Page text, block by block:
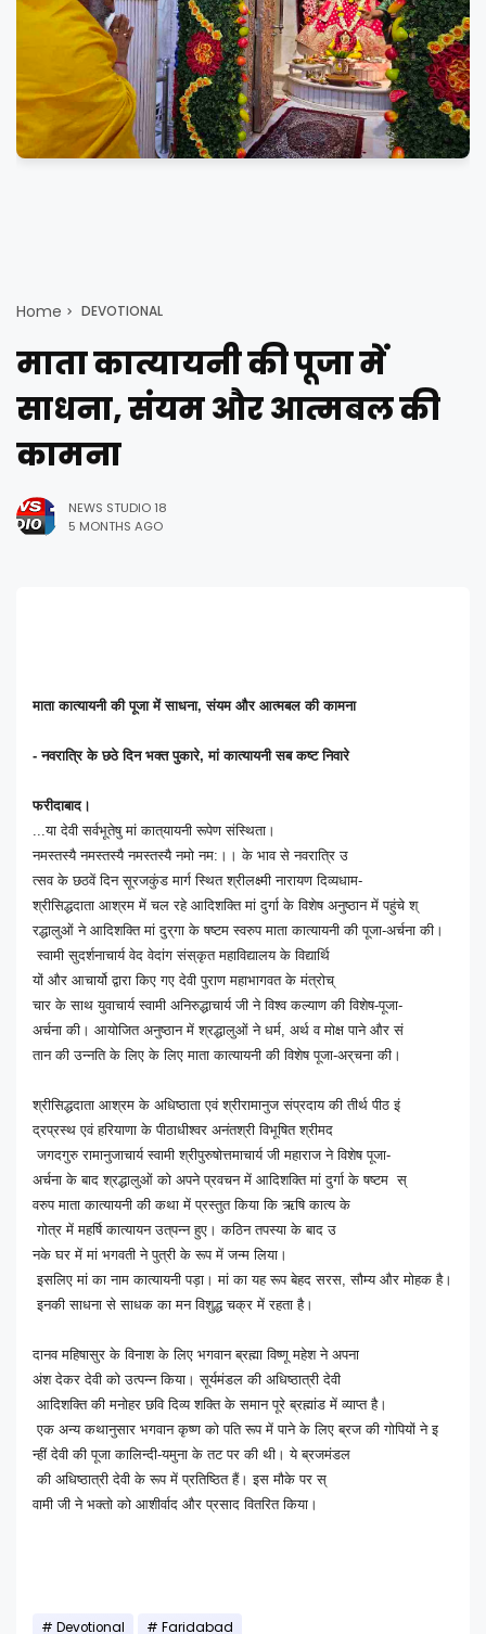
Home DEVOTIONAL
माता कात्यायनी की पूजा में
साधना, संयम और आत्मबल की
कामना
NEWS STUDIO 18
5 MONTHS AGO
माता कात्यायनी की पूजा में साधना,संयम और आत्मबल की कामना
-नवरात्रि के छठे दिन भक्त पुकारे,मां कात्यायनी सब कष्ट निवारे
फरीदाबाद।
...या देवी सर्वभूतेषु मां कात्यायनी रूपेण संस्थिता।
नमस्तस्यै नमस्तस्यै नमस्तस्यै नमो नम: ।। के भाव से नवरात्रि उ
त्सव के छठवें दिन सूरजकुंड मार्ग स्थित श्रीलक्ष्मी नारायण दिव्यधाम-
श्रीसिद्धदाता आश्रम में चल रहे आदिशक्ति मां दुर्गा के विशेष अनुष्ठान में पहुंचे श्
रद्धालुओं ने आदिशक्ति मां दुर्गा के षष्टम स्वरुप माता कात्यायनी की पूजा-अर्चना की।
स्वामी सुदर्शनाचार्य वेद वेदांग संस्कृत महाविद्यालय के विद्यार्थि
यों और आचार्यो द्वारा किए गए देवी पुराण महाभागवत के मंत्रोच्
चार के साथ युवाचार्य स्वामी अनिरुद्धाचार्य जी ने विश्व कल्याण की विशेष-पूजा-
अर्चना की। आयोजित अनुष्ठान में श्रद्धालुओं ने धर्म, अर्थ व मोक्ष पाने और सं
तान की उन्नति के लिए के लिए माता कात्यायनी की विशेष पूजा-अर्चना की।
श्रीसिद्धदाता आश्रम के अधिष्ठाता एवं श्रीरामानुज संप्रदाय की तीर्थ पीठ इं
द्रप्रस्थ एवं हरियाणा के पीठाधीश्वर अनंतश्री विभूषित श्रीमद
जगदगुरु रामानुजाचार्य स्वामी श्रीपुरुषोत्तमाचार्य जी महाराज ने विशेष पूजा-
अर्चना के बाद श्रद्धालुओं को अपने प्रवचन में आदिशक्ति मां दुर्गा के षष्टम स्
वरुप माता कात्यायनी की कथा में प्रस्तुत किया कि ऋषि कात्य के
गोत्र में महर्षि कात्यायन उत्पन्न हुए। कठिन तपस्या के बाद उ
नके घर में मां भगवती ने पुत्री के रूप में जन्म लिया।
इसलिए मां का नाम कात्यायनी पड़ा। मां का यह रूप बेहद सरस,सौम्य और मोहक है।
इनकी साधना से साधक का मन विशुद्ध चक्र में रहता है।
दानव महिषासुर के विनाश के लिए भगवान ब्रह्मा विष्णू महेश ने अपना
अंश देकर देवी को उत्पन्न किया। सूर्यमंडल की अधिष्ठात्री देवी
आदिशक्ति की मनोहर छवि दिव्य शक्ति के समान पूरे ब्रह्मांड में व्याप्त है।
एक अन्य कथानुसार भगवान कृष्ण को पति रूप में पाने के लिए ब्रज की गोपियों ने इ
न्हीं देवी की पूजा कालिन्दी-यमुना के तट पर की थी। ये ब्रजमंडल
की अधिष्ठात्री देवी के रूप में प्रतिष्ठित हैं। इस मौके पर स्
वामी जी ने भक्तो को आशीर्वाद और प्रसाद वितरित किया।
Devotional Faridabad